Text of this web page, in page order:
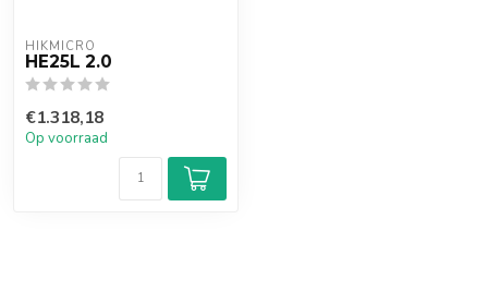
HIKMICRO
HE25L 2.0
€1.318,18
Op voorraad